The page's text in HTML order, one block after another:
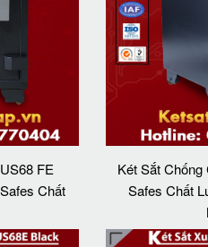
FE
Chất
Két Sắt
Safes Chất